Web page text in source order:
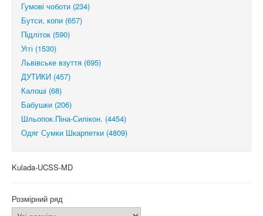
Гумові чоботи (234)
Бутси, копи (657)
Підліток (590)
Уггі (1530)
Львівське взуття (695)
ДУТИКИ (457)
Калоші (68)
Бабушки (206)
Шльопок.Піна-Силікон. (4454)
Одяг Сумки Шкарпетки (4809)
Kulada-UCSS-MD
Розмірний ряд